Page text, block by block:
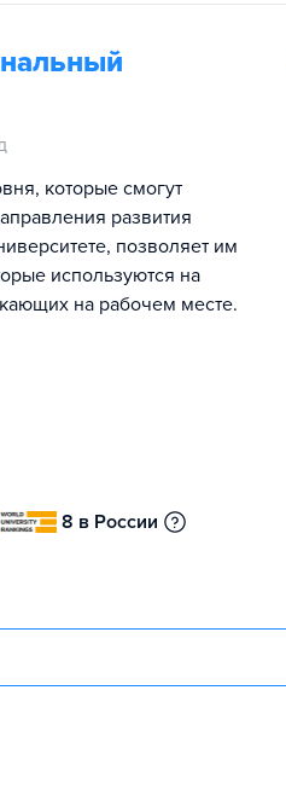
которые смогут
развития
позволяет им
используются на
на рабочем месте.
8 в России